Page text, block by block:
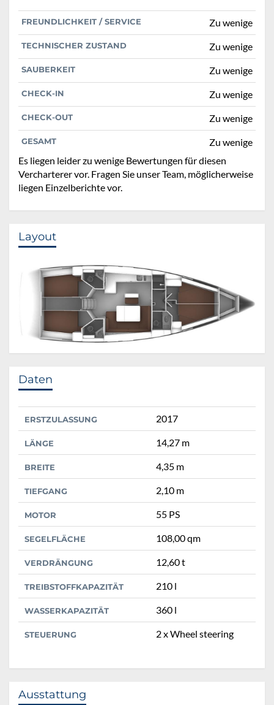
FREUNDLICHKEIT / SERVICE Zu wenige
TECHNISCHER ZUSTAND Zu wenige
SAUBERKEIT Zu wenige
CHECK-IN Zu wenige
CHECK-OUT Zu wenige
GESAMT
Zu wenige
Es liegen leider zu wenige Bewertungen für diesen
Vercharterer vor. Fragen Sie unser Team, möglicherweise
liegen Einzelberichte vor.
Layout
Daten
ERSTZULASSUNG 2017
LÄNGE 14,27 m
BREITE 4,35 m
TIEFGANG 2,10 m
MOTOR 55 PS
SEGELFLÄCHE 108,00 qm
VERDRÄNGUNG 12,60 t
TREIBSTOFFKAPAZITÄT 210 l
WASSERKAPAZITÄT 360 l
STEUERUNG 2 x Wheel steering
Ausstattung